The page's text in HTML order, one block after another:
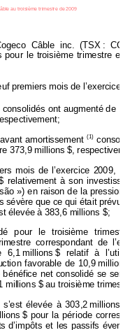
au troisième trimestre de 2009
co Câble inc. (TSX :
pour le troisième trimestre et
premiers mois de l’exercice
consolidés ont augmenté de
amortissement (1)
373,9 millions $,
rs mois de l’exercice 2009, la
relativement à son investis
») en raison de la pression
sévère que ce qui était prévu.
élevée à 383,6 millions $;
pour le troisième
correspondant de l’e
6,1 millions $ relatif à l’u
ction favorable de 10,9 millions
bénéfice net consolidé se
millions $ au troisième trim
s’est élevée à 303,2 millions
$ pour la période
d’impôts et les passifs évent